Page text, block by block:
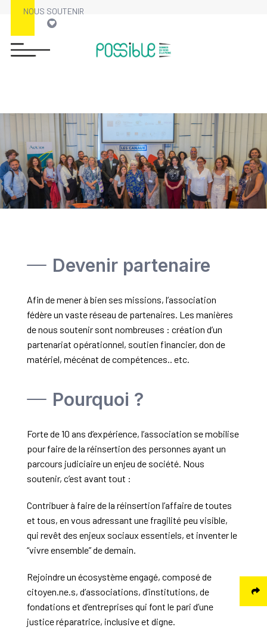
NOUS SOUTENIR
Devenir partenaire
Afin de mener à bien ses missions, l’association
fédère un vaste réseau de partenaires. Les manières
de nous soutenir sont nombreuses : création d’un
partenariat opérationnel, soutien financier, don de
matériel, mécénat de compétences.. etc.
Pourquoi ?
Forte de 10 ans d’expérience, l’association se mobilise
pour faire de la réinsertion des personnes ayant un
parcours judiciaire un enjeu de société. Nous
soutenir, c’est avant tout :
Contribuer à faire de la réinsertion l’affaire de toutes
et tous, en vous adressant une fragilité peu visible,
qui revêt des enjeux sociaux essentiels, et inventer le
“vivre ensemble” de demain.
Rejoindre un écosystème engagé, composé de
citoyen.ne.s, d’associations, d’institutions, de
fondations et d’entreprises qui font le pari d’une
justice réparatrice, inclusive et digne.